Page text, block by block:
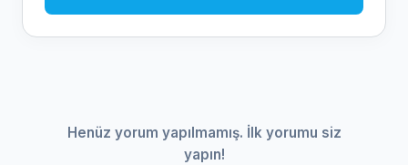
Henüz yorum yapılmamış. İlk yorumu siz
yapın!